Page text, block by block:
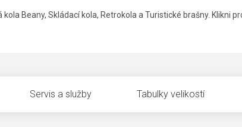
Beany, Skládací kola, Retrokola a Turistické brašny. Klikni
Servis a služby Tabulky velikostí